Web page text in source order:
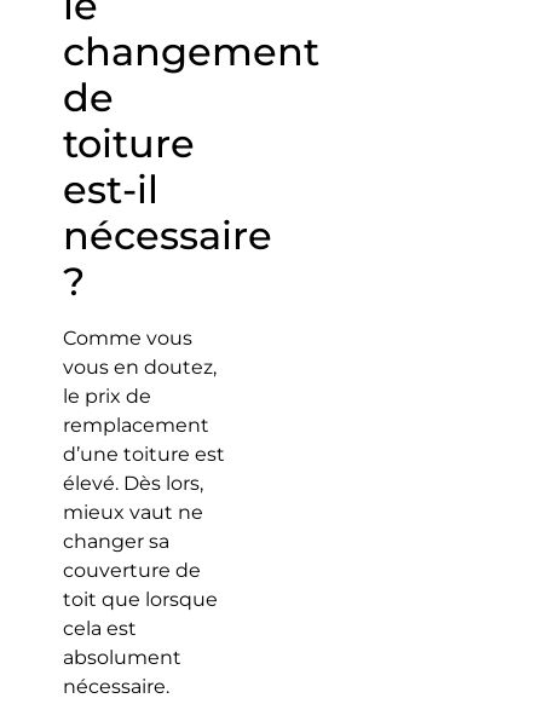
changement
de
toiture
est-il
nécessaire
?
Comme vous
vous en doutez,
le prix de
remplacement
d’une toiture est
élevé. Dès lors,
mieux vaut ne
changer sa
couverture de
toit que lorsque
cela est
absolument
nécessaire.